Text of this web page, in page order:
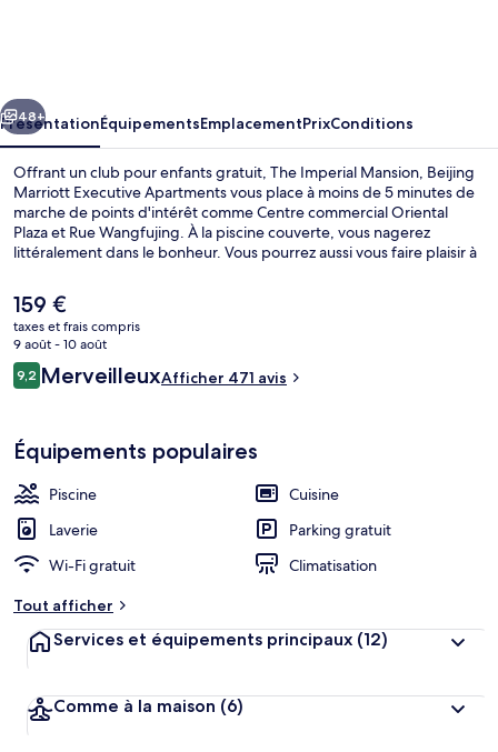
Marriott
Executive
Apartments
Suivant
48+
PrésentationÉquipementsEmplacementPrixConditions
Offrant un club pour enfants gratuit, The Imperial Mansion, Beijing
Marriott Executive Apartments vous place à moins de 5 minutes de
marche de points d'intérêt comme Centre commercial Oriental
Plaza et Rue Wangfujing. À la piscine couverte, vous nagerez
littéralement dans le bonheur. Vous pourrez aussi vous faire plaisir à
petit déjeuner, le déjeuner et le dîner à grand renfort de spécialités
Cuisine chinoise. Confort et souci du détail... L'ensemble des
appartements bénéficie de petits plus comme un pommeau de
douche à « effet pluie », une gamme d'oreillers au choix et des
peignoirs. Que demander de plus ? Les autres voyageurs adorent le
personnel attentionné. Les transports publics se situent à une
Le
prix
actuel
est
de
159 €
taxes et frais compris
9 août - 10 août
Avis
voyageurs
9,29,2 sur 10
MerveilleuxAfficher 471 avis
Équipements populaires
Piscine
Cuisine
Laverie
Parking gratuit
Wi-Fi gratuit
Climatisation
Tout afficher
Services et équipements principaux (12)
Comme à la maison (6)